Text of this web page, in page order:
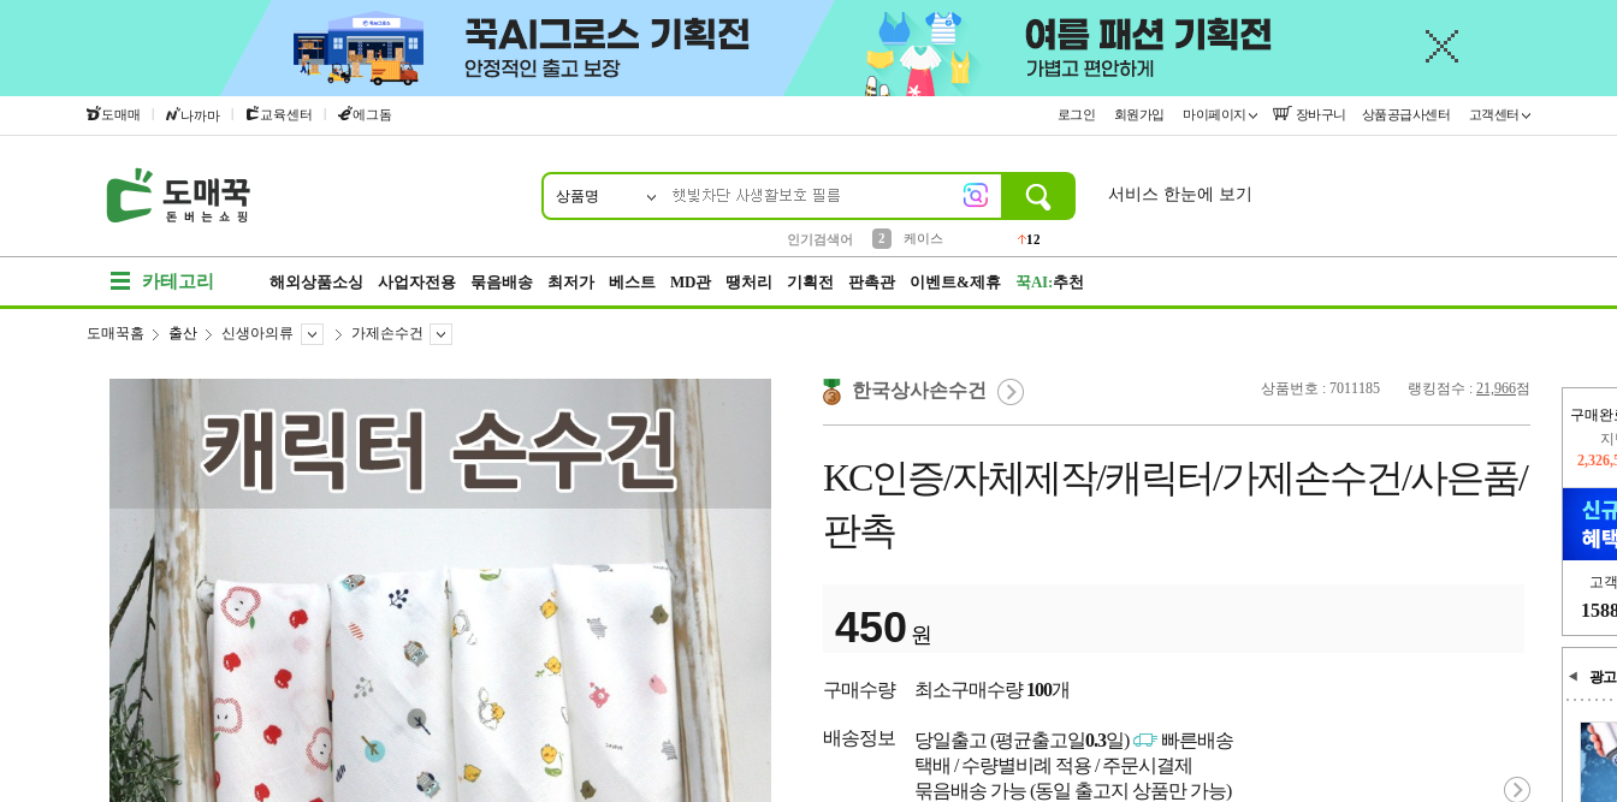
도매매 | 나까마 | 교육센터 | 에그돔 로그인 회원가입 마이페이지 장바구니 상품공급사센터 고객센터
상품명
인기검색어
2
케이스
12
서비스 한눈에 보기
카테고리 해외상품소싱 사업자전용 묶음배송 최저가 베스트 MD관 땡처리 기획전 판촉관 이벤트&제휴 꾹AI:추천
구매완
고
광고
도매꾹홈 출산 신생아의류 가제손수건
상품번호 : 7011185 랭킹점수 : 21,966점
한국상사손수건
KC인증/자체제작/캐릭터/가제손수건/사은품/
판촉
450 원
구매수량 최소구매수량100개
배송정보 당일출고 (평균출고일0.3일)
빠른배송
택배 / 수량별비례 적용 / 주문시결제
묶음배송 가능 (동일 출고지 상품만 가능)